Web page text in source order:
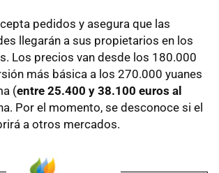
pedidos y asegura que las
llegarán a sus propietarios en los
Los precios van desde los 180.000
más básica a los 270.000 yuanes
(entre 25.400 y 38.100 euros al
Por el momento, se desconoce si el
a otros mercados.